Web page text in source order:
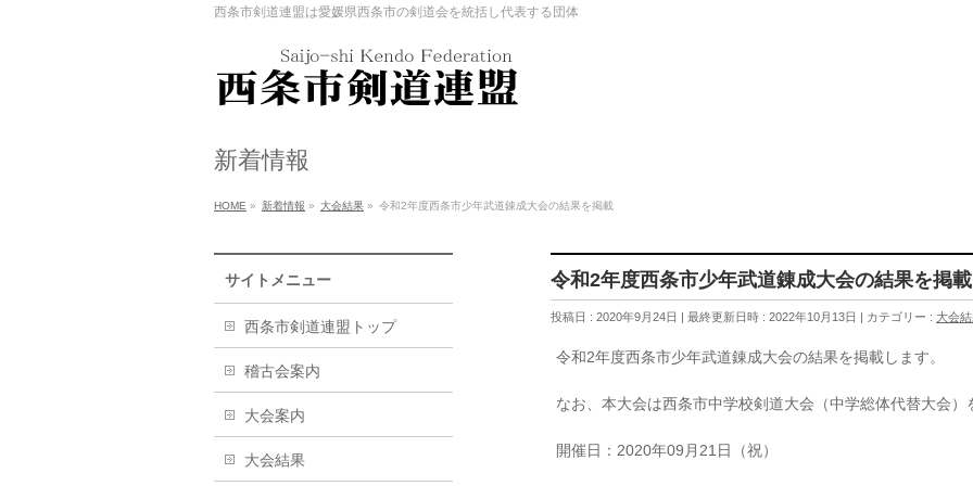
西条市剣道連盟は愛媛県西条市の剣道会を統括し代表する団体
新着情報
HOME » 新着情報 » 大会結果 » 令和2年度西条市少年武道錬成大会の結果を掲載
令和2年度西条市少年武道錬成大会の結果を掲載
投稿日 : 2020年9月24日 最終更新日時 : 2022年10月13日 カテゴリー : 大会
令和2年度西条市少年武道錬成大会の結果を掲載します。
なお、本大会は西条市中学校剣道大会（中学総体代替大会）
開催日：2020年09月21日（祝）
サイトメニュー
西条市剣道連盟トップ
稽古会案内
大会案内
大会結果